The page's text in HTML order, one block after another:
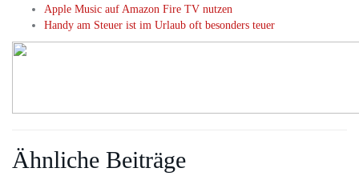
Apple Music auf Amazon Fire TV nutzen
Handy am Steuer ist im Urlaub oft besonders teuer
Ähnliche Beiträge